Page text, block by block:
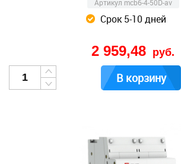
Артикул mcb6-4-50D-av
Срок 5-10 дней
2 959,48 руб.
В корзину